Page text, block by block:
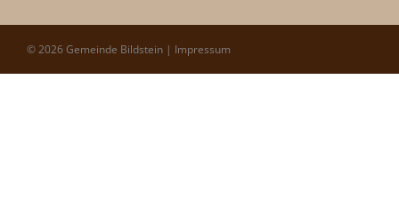
© 2026 Gemeinde Bildstein | Impressum